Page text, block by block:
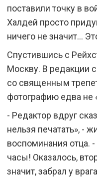
поставили точку в
Халдей просто
ничего не значит...
Спустившись с
Москву. В редакции
со священным
фотографию едва не
- Редактор вдруг
нельзя печатать», -
воспоминания отца.
часы! Оказалось,
значит, забрал у